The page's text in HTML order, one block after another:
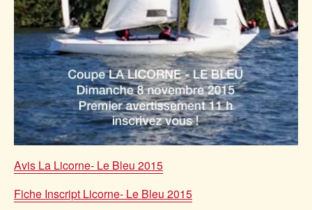
Avis La Licorne- Le Bleu 2015
Fiche Inscript Licorne- Le Bleu 2015